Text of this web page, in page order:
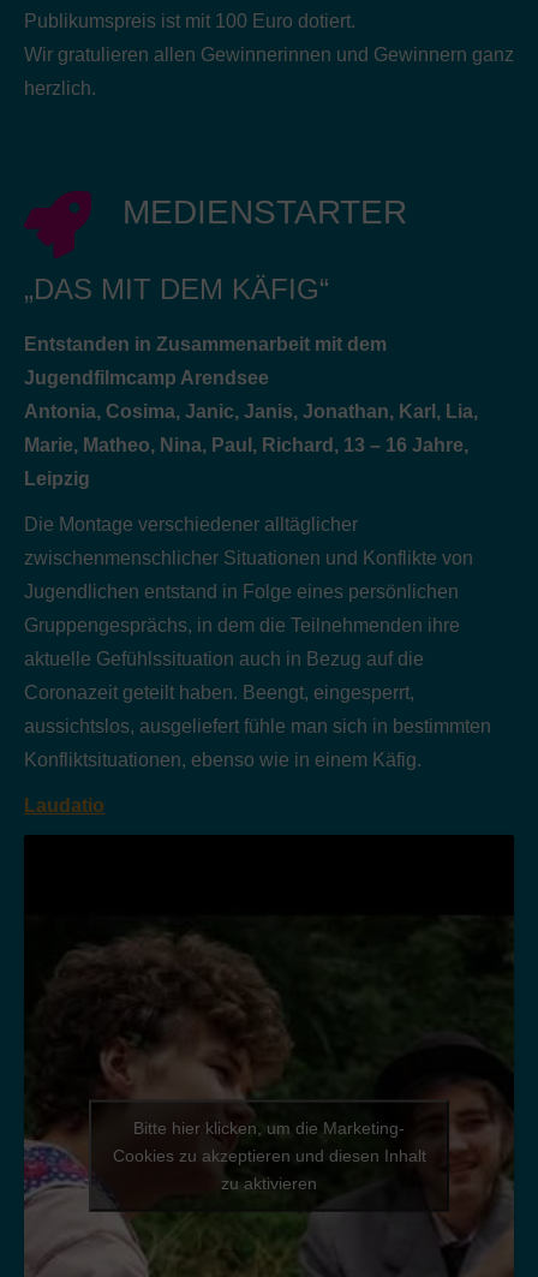
Publikumspreis ist mit 100 Euro dotiert.
Wir gratulieren allen Gewinnerinnen und Gewinnern ganz
herzlich.
MEDIENSTARTER
„DAS MIT DEM KÄFIG“
Entstanden in Zusammenarbeit mit dem
Jugendfilmcamp Arendsee
Antonia, Cosima, Janic, Janis, Jonathan, Karl, Lia,
Marie, Matheo, Nina, Paul, Richard, 13 – 16 Jahre,
Leipzig
Die Montage verschiedener alltäglicher
zwischenmenschlicher Situationen und Konflikte von
Jugendlichen entstand in Folge eines persönlichen
Gruppengesprächs, in dem die Teilnehmenden ihre
aktuelle Gefühlssituation auch in Bezug auf die
Coronazeit geteilt haben. Beengt, eingesperrt,
aussichtslos, ausgeliefert fühle man sich in bestimmten
Konfliktsituationen, ebenso wie in einem Käfig.
Laudatio
Bitte hier klicken, um die Marketing-
Cookies zu akzeptieren und diesen Inhalt
zu aktivieren